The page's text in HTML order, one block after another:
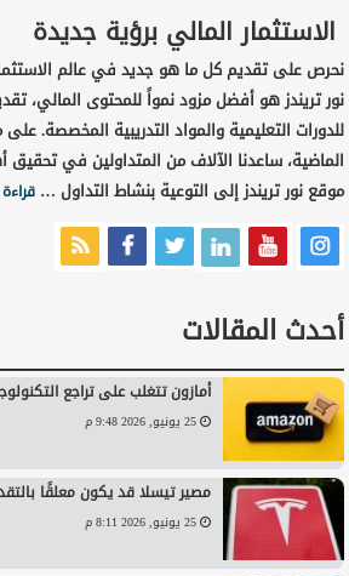
الاستثمار المالي برؤية جديدة
نحرص على تقديم كل ما هو جديد في عالم
نور تريندز هو أفضل مزود نمواً للمحتوى المالي،
للدورات التعليمية والمواد التدريبية المخصصة.
الماضية، ساعدنا الآلاف من المتداولين في
موقع نور تريندز إلى التوعية بنشاط التداول …
أحدث المقالات
أمازون تتغلب على تراجع
25 يونيو, 2026 9:48 م
مصير تيسلا قد يكون معلقًا
25 يونيو, 2026 8:11 م